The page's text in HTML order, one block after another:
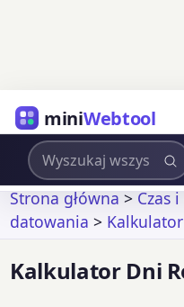
miniWebtool
Strona główna>Czas
datowania >
Kalkulator Dni